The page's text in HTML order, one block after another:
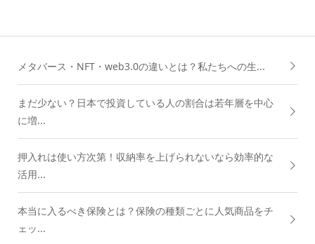
メタバース・NFT・web3.0の違いとは？私たちへの生...
まだ少ない？日本で投資している人の割合は若年層を中心
に増...
押入れは使い方次第！収納率を上げられないなら効率的な
活用...
本当に入るべき保険とは？保険の種類ごとに人気商品をチ
ェッ...